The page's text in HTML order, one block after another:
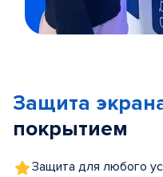
5
Защита
покрытием
Защита для любого